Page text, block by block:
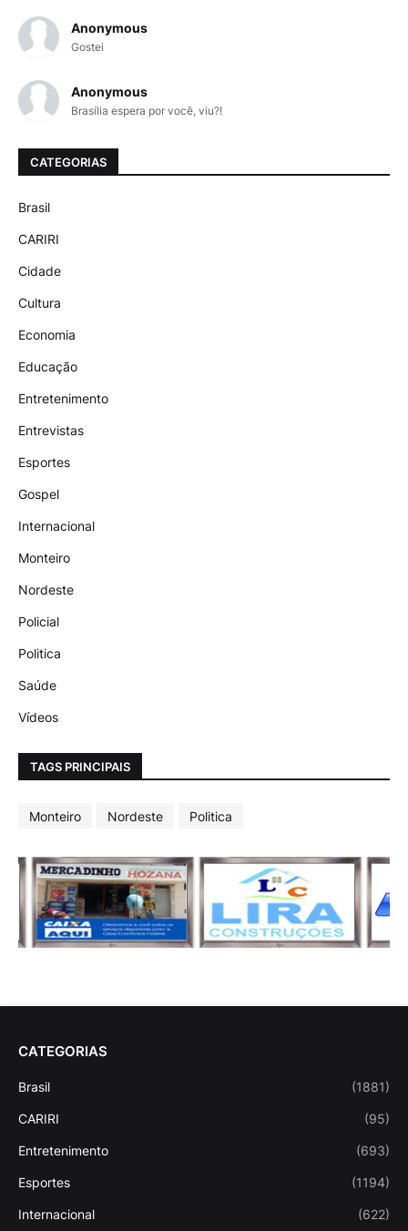
Anonymous
Gostei
Anonymous
Brasília espera por você, viu?!
CATEGORIAS
Brasil
CARIRI
Cidade
Cultura
Economia
Educação
Entretenimento
Entrevistas
Esportes
Gospel
Internacional
Monteiro
Nordeste
Policial
Politica
Saúde
Vídeos
TAGS PRINCIPAIS
Monteiro Nordeste Politica
CATEGORIAS
Brasil (1881)
CARIRI (95)
Entretenimento (693)
Esportes (1194)
Internacional (622)